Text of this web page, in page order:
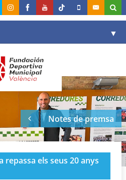
▼
▼
▼
Notes de premsa
repassa els seus 20 anys